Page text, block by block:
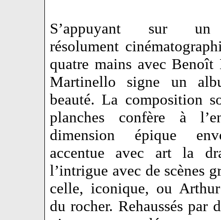
S’appuyant sur un
résolument
quatre mains avec Benoît
Martinello signe un
beauté. La composition
planches confère à
dimension épique
accentue avec art la
l’intrigue avec de scènes
celle, iconique, ou
du rocher. Rehaussés par